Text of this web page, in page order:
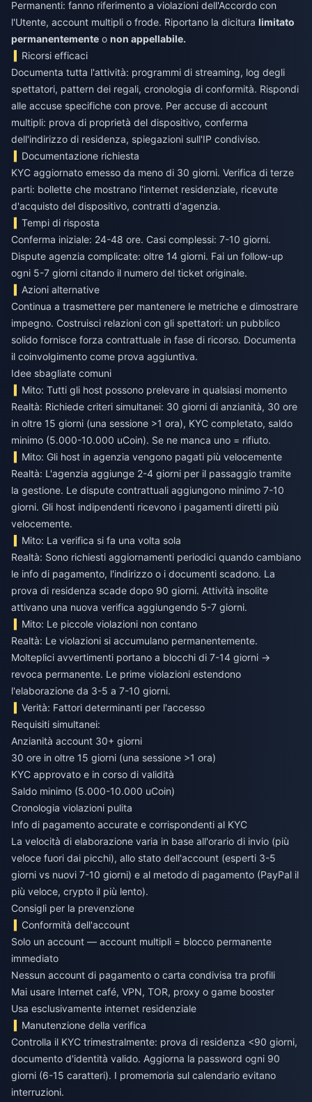
Permanenti: fanno riferimento a violazioni dell'Accordo con
l'Utente, account multipli o frode. Riportano la dicitura limitato
permanentemente o non appellabile.
Ricorsi efficaci
Documenta tutta l'attività: programmi di streaming, log degli
spettatori, pattern dei regali, cronologia di conformità. Rispondi
alle accuse specifiche con prove. Per accuse di account
multipli: prova di proprietà del dispositivo, conferma
dell'indirizzo di residenza, spiegazioni sull'IP condiviso.
Documentazione richiesta
KYC aggiornato emesso da meno di 30 giorni. Verifica di terze
parti: bollette che mostrano l'internet residenziale, ricevute
d'acquisto del dispositivo, contratti d'agenzia.
Tempi di risposta
Conferma iniziale: 24-48 ore. Casi complessi: 7-10 giorni.
Dispute agenzia complicate: oltre 14 giorni. Fai un follow-up
ogni 5-7 giorni citando il numero del ticket originale.
Azioni alternative
Continua a trasmettere per mantenere le metriche e dimostrare
impegno. Costruisci relazioni con gli spettatori: un pubblico
solido fornisce forza contrattuale in fase di ricorso. Documenta
il coinvolgimento come prova aggiuntiva.
Idee sbagliate comuni
Mito: Tutti gli host possono prelevare in qualsiasi momento
Realtà: Richiede criteri simultanei: 30 giorni di anzianità, 30 ore
in oltre 15 giorni (una sessione >1 ora), KYC completato, saldo
minimo (5.000-10.000 uCoin). Se ne manca uno = rifiuto.
Mito: Gli host in agenzia vengono pagati più velocemente
Realtà: L'agenzia aggiunge 2-4 giorni per il passaggio tramite
la gestione. Le dispute contrattuali aggiungono minimo 7-10
giorni. Gli host indipendenti ricevono i pagamenti diretti più
velocemente.
Mito: La verifica si fa una volta sola
Realtà: Sono richiesti aggiornamenti periodici quando cambiano
le info di pagamento, l'indirizzo o i documenti scadono. La
prova di residenza scade dopo 90 giorni. Attività insolite
attivano una nuova verifica aggiungendo 5-7 giorni.
Mito: Le piccole violazioni non contano
Realtà: Le violazioni si accumulano permanentemente.
Molteplici avvertimenti portano a blocchi di 7-14 giorni →
revoca permanente. Le prime violazioni estendono
l'elaborazione da 3-5 a 7-10 giorni.
Verità: Fattori determinanti per l'accesso
Requisiti simultanei:
Anzianità account 30+ giorni
30 ore in oltre 15 giorni (una sessione >1 ora)
KYC approvato e in corso di validità
Saldo minimo (5.000-10.000 uCoin)
Cronologia violazioni pulita
Info di pagamento accurate e corrispondenti al KYC
La velocità di elaborazione varia in base all'orario di invio (più
veloce fuori dai picchi), allo stato dell'account (esperti 3-5
giorni vs nuovi 7-10 giorni) e al metodo di pagamento (PayPal il
più veloce, crypto il più lento).
Consigli per la prevenzione
Conformità dell'account
Solo un account — account multipli = blocco permanente
immediato
Nessun account di pagamento o carta condivisa tra profili
Mai usare Internet café, VPN, TOR, proxy o game booster
Usa esclusivamente internet residenziale
Manutenzione della verifica
Controlla il KYC trimestralmente: prova di residenza <90 giorni,
documento d'identità valido. Aggiorna la password ogni 90
giorni (6-15 caratteri). I promemoria sul calendario evitano
interruzioni.